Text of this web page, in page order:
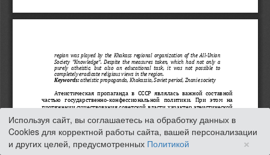
Используя сайт, вы соглашаетесь на обработку данных в
Cookies для корректной работы сайта, вашей персонализации
и других целей, предусмотренных Политикой ×